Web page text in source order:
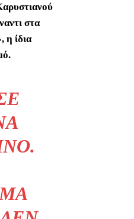
στα
η ίδια